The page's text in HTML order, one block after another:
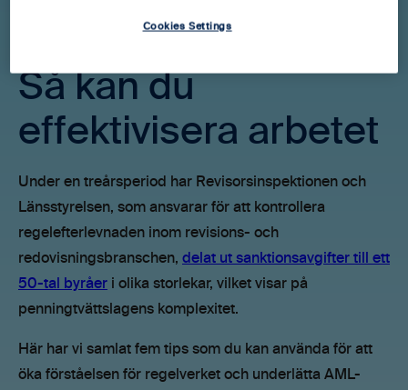
Så kan du
effektivisera arbetet
Under en treårsperiod har Revisorsinspektionen och
Länsstyrelsen, som ansvarar för att kontrollera
regelefterlevnaden inom revisions- och
redovisningsbranschen, delat ut sanktionsavgifter till ett
50-tal byråer i olika storlekar, vilket visar på
penningtvättslagens komplexitet.
Här har vi samlat fem tips som du kan använda för att
öka förståelsen för regelverket och underlätta AML-
Cookies Settings